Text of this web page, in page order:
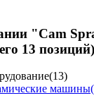
"Cam
13